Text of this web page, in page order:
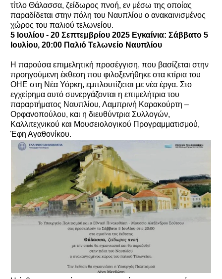
τίτλο Θάλασσα, ζείδωρος πνοή, εν μέσω της οποίας
παραδίδεται στην πόλη του Ναυπλίου ο ανακαινισμένος
χώρος του παλιού τελωνείου.
5 Ιουλίου - 20 Σεπτεμβρίου 2025 Εγκαίνια: Σάββατο 5
Ιουλίου, 20:00 Παλιό Τελωνείο Ναυπλίου
Η παρούσα επιμελητική προσέγγιση, που βασίζεται στην
προηγούμενη έκθεση που φιλοξενήθηκε στα κτίρια του
ΟΗΕ στη Νέα Υόρκη, εμπλουτίζεται με νέα έργα. Στο
εγχείρημα αυτό συνεργάζονται η επιμελήτρια του
παραρτήματος Ναυπλίου, Λαμπρινή Καρακούρτη –
Ορφανοπούλου, και η διευθύντρια Συλλογών,
Καλλιτεχνικού και Μουσειολογικού Προγραμματισμού,
Έφη Αγαθονίκου.